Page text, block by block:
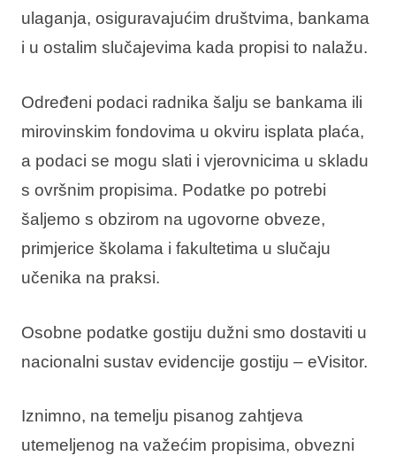
ulaganja, osiguravajućim društvima, bankama
i u ostalim slučajevima kada propisi to nalažu.
Određeni podaci radnika šalju se bankama ili
mirovinskim fondovima u okviru isplata plaća,
a podaci se mogu slati i vjerovnicima u skladu
s ovršnim propisima. Podatke po potrebi
šaljemo s obzirom na ugovorne obveze,
primjerice školama i fakultetima u slučaju
učenika na praksi.
Osobne podatke gostiju dužni smo dostaviti u
nacionalni sustav evidencije gostiju – eVisitor.
Iznimno, na temelju pisanog zahtjeva
utemeljenog na važećim propisima, obvezni